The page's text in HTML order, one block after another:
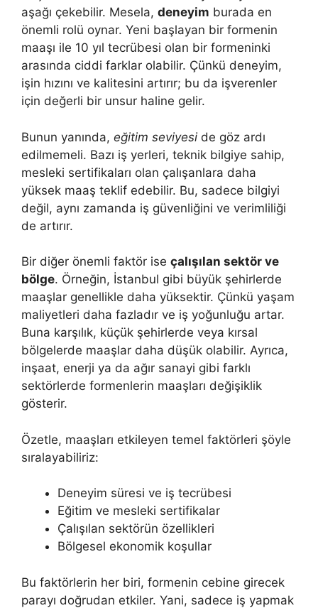
aşağı çekebilir. Mesela, deneyim burada en
önemli rolü oynar. Yeni başlayan bir formenin
maaşı ile 10 yıl tecrübesi olan bir formeninki
arasında ciddi farklar olabilir. Çünkü deneyim,
işin hızını ve kalitesini artırır; bu da işverenler
için değerli bir unsur haline gelir.
Bunun yanında, eğitim seviyesi de göz ardı
edilmemeli. Bazı iş yerleri, teknik bilgiye sahip,
mesleki sertifikaları olan çalışanlara daha
yüksek maaş teklif edebilir. Bu, sadece bilgiyi
değil, aynı zamanda iş güvenliğini ve verimliliği
de artırır.
Bir diğer önemli faktör ise çalışılan sektör ve
bölge. Örneğin, İstanbul gibi büyük şehirlerde
maaşlar genellikle daha yüksektir. Çünkü yaşam
maliyetleri daha fazladır ve iş yoğunluğu artar.
Buna karşılık, küçük şehirlerde veya kırsal
bölgelerde maaşlar daha düşük olabilir. Ayrıca,
inşaat, enerji ya da ağır sanayi gibi farklı
sektörlerde formenlerin maaşları değişiklik
gösterir.
Özetle, maaşları etkileyen temel faktörleri şöyle
sıralayabiliriz:
Deneyim süresi ve iş tecrübesi
Eğitim ve mesleki sertifikalar
Çalışılan sektörün özellikleri
Bölgesel ekonomik koşullar
Bu faktörlerin her biri, formenin cebine girecek
parayı doğrudan etkiler. Yani, sadece iş yapmak